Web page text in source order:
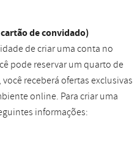
de convidado)
de criar uma conta no
pode reservar um quarto de
receberá ofertas exclusivas
online. Para criar uma
informações: